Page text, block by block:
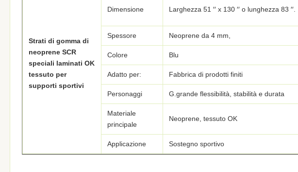
Strati di gomma di
neoprene SCR
speciali laminati OK
tessuto per
supporti sportivi
Dimensione Larghezza 51 ′′ x 130 ′′ o lunghezza 83 ′′.
Spessore Neoprene da 4 mm,
Colore Blu
Adatto per: Fabbrica di prodotti finiti
Personaggi G. grande flessibilità, stabilità e durata
Materiale
principale
Neoprene, tessuto OK
Applicazione Sostegno sportivo